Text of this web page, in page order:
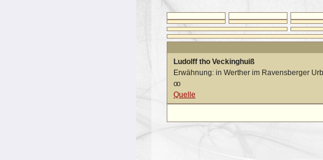
Ludolff tho Veckinghuiß
Erwähnung: in Werther im Ravensberger
oo
Quelle